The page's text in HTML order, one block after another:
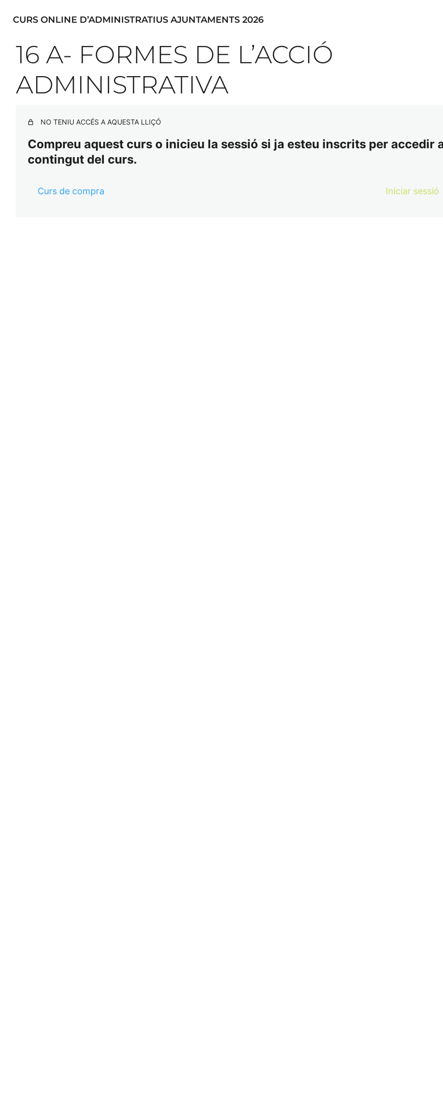
CURS ONLINE D’ADMINISTRATIUS AJUNTAMENTS 2026
16 A- FORMES DE L’ACCIÓ
ADMINISTRATIVA
NO TENIU ACCÉS A AQUESTA LLIÇÓ
Compreu aquest curs o inicieu la sessió si ja esteu inscrits per accedir
contingut del curs.
Curs de compra Iniciar sessió